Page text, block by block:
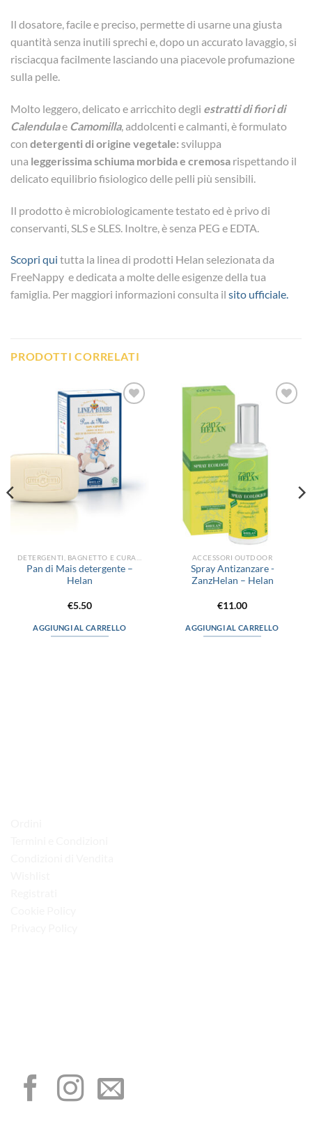
Il dosatore, facile e preciso, permette di usarne una giusta
quantità senza inutili sprechi e, dopo un accurato lavaggio, si
risciacqua facilmente lasciando una piacevole profumazione
sulla pelle.
Molto leggero, delicato e arricchito degli estratti di fiori di
Calendulae Camomilla, addolcenti e calmanti, è formulato
con detergenti di origine vegetale: sviluppa
una leggerissima schiuma morbida e cremosa rispettando il
delicato equilibrio fisiologico delle pelli più sensibili.
Il prodotto è microbiologicamente testato ed è privo di
conservanti , SLS e SLES. Inoltre, è senza PEG e EDTA.
Scopri qui tutta la linea di prodotti Helan selezionata da
FreeNappy e dedicata a molte delle esigenze della tua
famiglia. Per maggiori informazioni consulta il sito ufficiale.
PRODOTTI CORRELATI
Aggiungi
Pan di Mais detergente –
Helan
€5.50
AGGIUNGI AL CARRELLO
desideri
ACCESSORI OUTDOOR
Spray Antizanzare -
ZanzHelan – Helan
€11.00
AGGIUNGI AL CARRELLO